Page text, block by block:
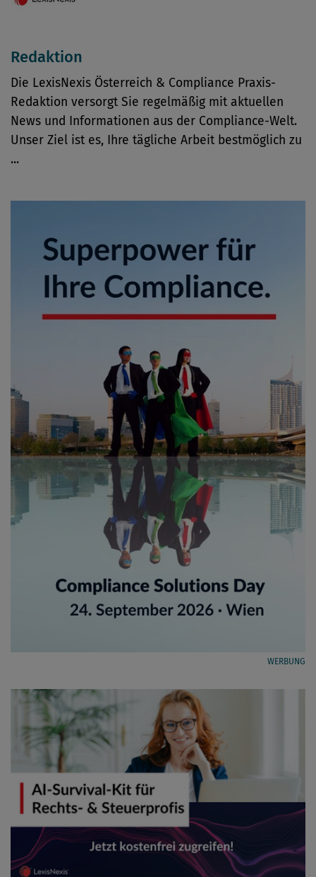
Redaktion
Die LexisNexis Österreich & Compliance Praxis-
Redaktion versorgt Sie regelmäßig mit aktuellen
News und Informationen aus der Compliance-Welt.
Unser Ziel ist es, Ihre tägliche Arbeit bestmöglich zu
...
WERBUNG